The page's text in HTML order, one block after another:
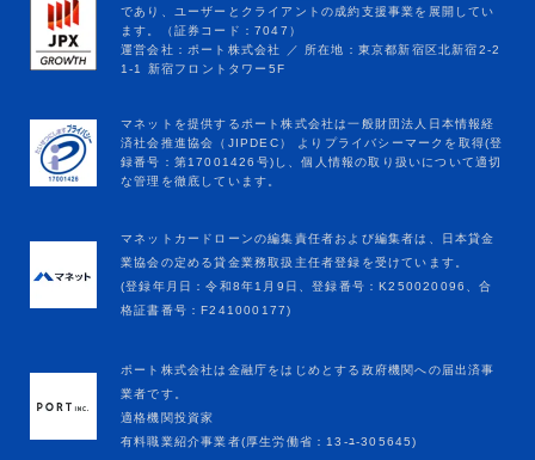
マネットカードローンの編集責任者および編集者は、日本貸金
業協会の定める貸金業務取扱主任者登録を受けています。
(登録年月日：令和8年1月9日、登録番号：K250020096、合
格証書番号：F241000177)
ポート株式会社は金融庁をはじめとする政府機関への届出済事
業者です。
適格機関投資家
有料職業紹介事業者(厚生労働省：13-ﾕ-305645)